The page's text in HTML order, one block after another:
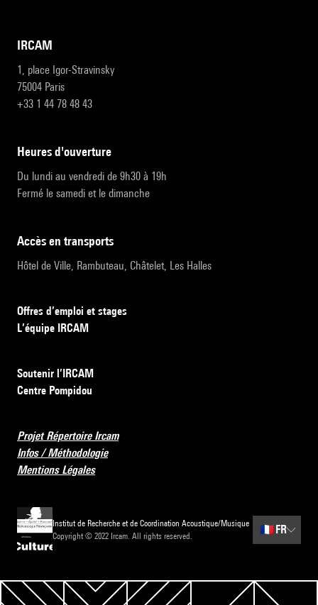
IRCAM
1, place Igor-Stravinsky
75004 Paris
+33 1 44 78 48 43
heures d'ouverture
Du lundi au vendredi de 9h30 à 19h
Fermé le samedi et le dimanche
accès en transports
Hôtel de Ville, Rambuteau, Châtelet, Les Halles
Offres d’emploi et stages
L’équipe IRCAM
Soutenir l’IRCAM
Centre Pompidou
Projet Répertoire Ircam
Infos / Méthodologie
Mentions Légales
Institut de Recherche et de Coordination Acoustique/Musique
Copyright © 2022 Ircam. All rights reserved.
🇫🇷 FR